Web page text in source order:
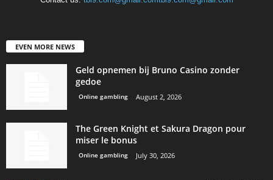
EVEN MORE NEWS
Geld opnemen bij Bruno Casino zonder
gedoe
Online gambling August 2, 2026
The Green Knight et Sakura Dragon pour
miser le bonus
Online gambling July 30, 2026